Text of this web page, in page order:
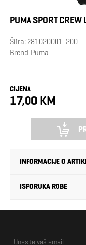
PUMA SPORT CREW
Šifra: 281020001-200
Brend: Puma
CIJENA
17,00 KM
INFORMACIJE O
ISPORUKA ROBE